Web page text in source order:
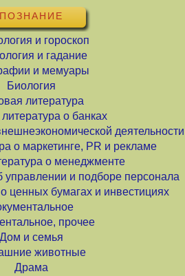
ПОЗНАНИЕ
и гороскоп
и гадание
и мемуары
Биология
литература
о банках
деятельности
о маркетинге, PR и рекламе
о менеджменте
управлении и подборе персонала
ценных бумагах и инвестициях
прочее
Дом и семья
животные
Драма